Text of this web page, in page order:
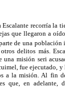
recorría la
que llegaron a
de una
delitos más.
una misión seri
fue ejecutado,
a la misión. Al fin
que, en adelante,